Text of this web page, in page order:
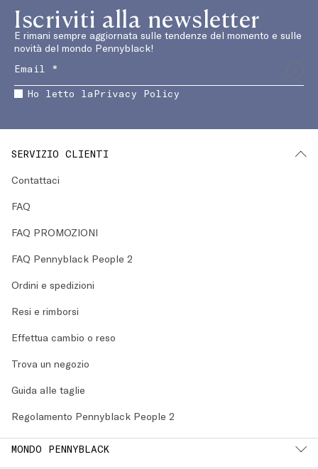
Iscriviti alla newsletter
E rimani sempre aggiornata sulle tendenze del momento e sulle
novità del mondo Pennyblack!
Ho letto laPrivacy Policy
SERVIZIO CLIENTI
Contattaci
FAQ
FAQ PROMOZIONI
FAQ Pennyblack People 2
Ordini e spedizioni
Resi e rimborsi
Effettua cambio o reso
Trova un negozio
Guida alle taglie
Regolamento Pennyblack People 2
MONDO PENNYBLACK